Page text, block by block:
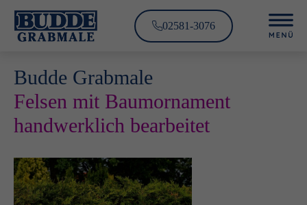
02581-3076
Budde Grabmale
Felsen mit Baumornament
handwerklich bearbeitet